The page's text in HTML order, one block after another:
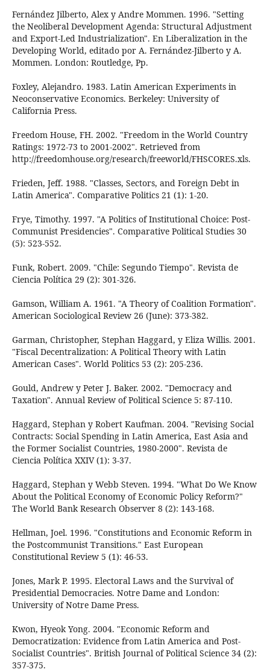
Fernández Jilberto, Alex y Andre Mommen. 1996. "Setting
the Neoliberal Development Agenda: Structural Adjustment
and Export-Led Industrialization". En Liberalization in the
Developing World, editado por A. Fernández-Jilberto y A.
Mommen. London: Routledge, Pp.
Foxley, Alejandro. 1983. Latin American Experiments in
Neoconservative Economics. Berkeley: University of
California Press.
Freedom House, FH. 2002. "Freedom in the World Country
Ratings: 1972-73 to 2001-2002". Retrieved from
http://freedomhouse.org/research/freeworld/FHSCORES.xls.
Frieden, Jeff. 1988. "Classes, Sectors, and Foreign Debt in
Latin America". Comparative Politics 21 (1): 1-20.
Frye, Timothy. 1997. "A Politics of Institutional Choice: Post-
Communist Presidencies". Comparative Political Studies 30
(5): 523-552.
Funk, Robert. 2009. "Chile: Segundo Tiempo". Revista de
Ciencia Política 29 (2): 301-326.
Gamson, William A. 1961. "A Theory of Coalition Formation".
American Sociological Review 26 (June): 373-382.
Garman, Christopher, Stephan Haggard, y Eliza Willis. 2001.
"Fiscal Decentralization: A Political Theory with Latin
American Cases". World Politics 53 (2): 205-236.
Gould, Andrew y Peter J. Baker. 2002. "Democracy and
Taxation". Annual Review of Political Science 5: 87-110.
Haggard, Stephan y Robert Kaufman. 2004. "Revising Social
Contracts: Social Spending in Latin America, East Asia and
the Former Socialist Countries, 1980-2000". Revista de
Ciencia Política XXIV (1): 3-37.
Haggard, Stephan y Webb Steven. 1994. "What Do We Know
About the Political Economy of Economic Policy Reform?"
The World Bank Research Observer 8 (2): 143-168.
Hellman, Joel. 1996. "Constitutions and Economic Reform in
the Postcommunist Transitions." East European
Constitutional Review 5 (1): 46-53.
Jones, Mark P. 1995. Electoral Laws and the Survival of
Presidential Democracies. Notre Dame and London:
University of Notre Dame Press.
Kwon, Hyeok Yong. 2004. "Economic Reform and
Democratization: Evidence from Latin America and Post-
Socialist Countries". British Journal of Political Science 34 (2):
357-375.